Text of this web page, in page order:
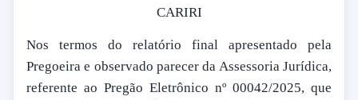
CARIRI
Nos termos do relatório final apresentado pela
Pregoeira e observado parecer da Assessoria Jurídica,
referente ao Pregão Eletrônico nº 00042/2025, que